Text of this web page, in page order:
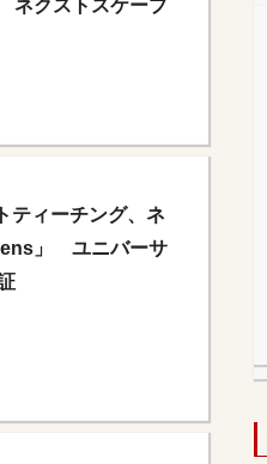
ネクストスケープ
ティーチング、ネ
」 ユニバーサ